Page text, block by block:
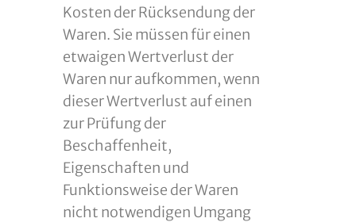
Kosten der Rücksendung der
Waren. Sie müssen für einen
etwaigen Wertverlust der
Waren nur aufkommen, wenn
dieser Wertverlust auf einen
zur Prüfung der
Beschaffenheit,
Eigenschaften und
Funktionsweise der Waren
nicht notwendigen Umgang